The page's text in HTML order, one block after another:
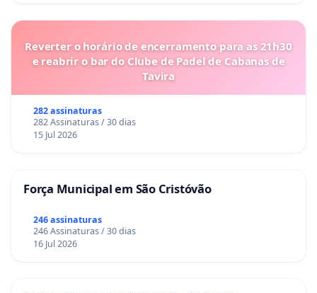
Reverter o horário de encerramento para as 21h30
e reabrir o bar do Clube de Padel de Cabanas de
Tavira
282 assinaturas
282 Assinaturas / 30 dias
15 Jul 2026
Força Municipal em São Cristóvão
246 assinaturas
246 Assinaturas / 30 dias
16 Jul 2026